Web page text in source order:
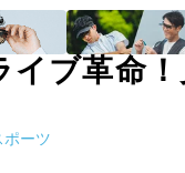
イブ革命
ポーツ